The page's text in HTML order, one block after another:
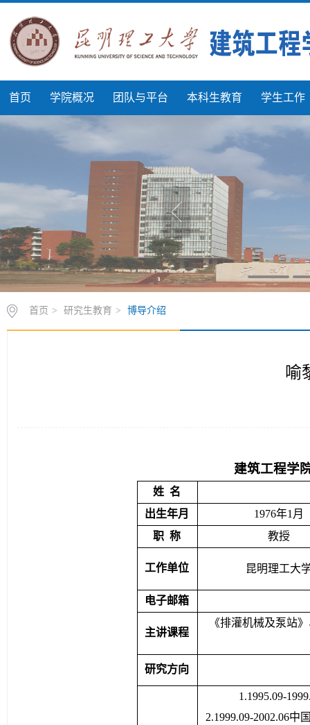
首页 学院概况 团队与平台 本科生教育 学生工作
首页 > 研究生教育 > 博导介绍
喻
建筑工程学
姓  名
出生年月
1976年1月
职  称
教授
工作单位 昆明理工大
电子邮箱
主讲课程
《排灌机械及泵站
研究方向
1.1995.09-
2.1999.09-2002.06